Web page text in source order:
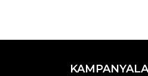
Görüş ve
Ürün resmi